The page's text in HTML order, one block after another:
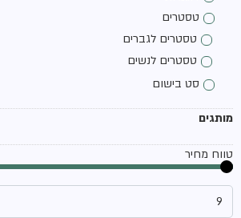
טסטרים
טסטרים לגברים
טסטרים לנשים
סט בישום
מותגים
טווח מחיר